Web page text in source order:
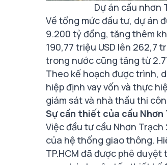
Dự án cầu nhơn
Về tổng mức đầu tư, dự án
9.200 tỷ đồng, tăng thêm
190,77 triệu USD lên 262,7
trong nước cũng tăng từ
Theo kế hoạch được trình,
hiệp định vay vốn và thực
giám sát và nhà thầu thi
Sự cần thiết của cầu
Việc đầu tư cầu Nhơn
của hệ thống giao thông.
TP.HCM đã được phê